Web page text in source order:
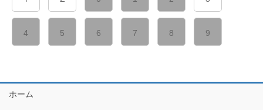
4 5 6 7 8 9
ホーム